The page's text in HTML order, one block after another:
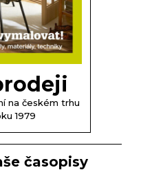
na českém trhu
1979
časopisy